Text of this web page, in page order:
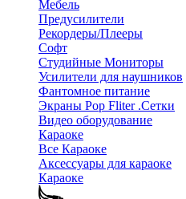
Мебель
Предусилители
Рекордеры/Плееры
Софт
Студийные Мониторы
Усилители для наушников
Фантомное питание
Экраны Pop Fliter .Сетки
Видео оборудование
Караоке
Все Караоке
Аксессуары для караоке
Караоке